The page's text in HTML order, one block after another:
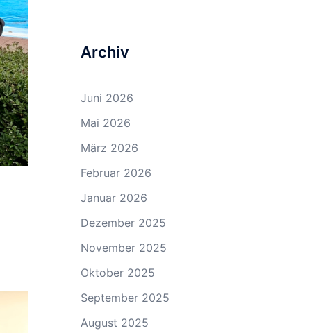
Archiv
Juni 2026
Mai 2026
März 2026
Februar 2026
Januar 2026
Dezember 2025
November 2025
Oktober 2025
September 2025
August 2025